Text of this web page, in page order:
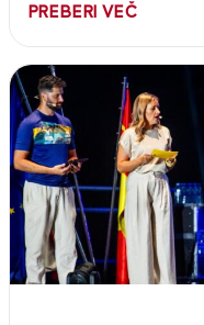
PREBERI VEČ